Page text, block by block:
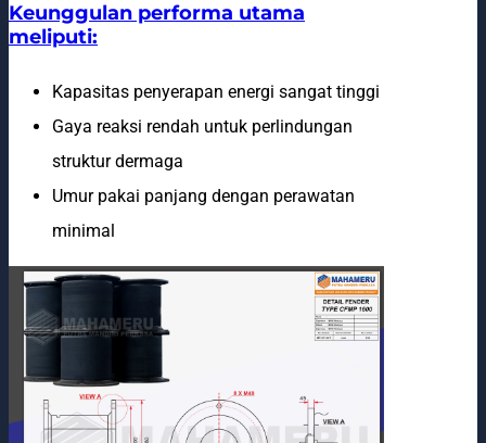
Keunggulan performa utama
meliputi:
Kapasitas penyerapan energi sangat tinggi
Gaya reaksi rendah untuk perlindungan
struktur dermaga
Umur pakai panjang dengan perawatan
minimal